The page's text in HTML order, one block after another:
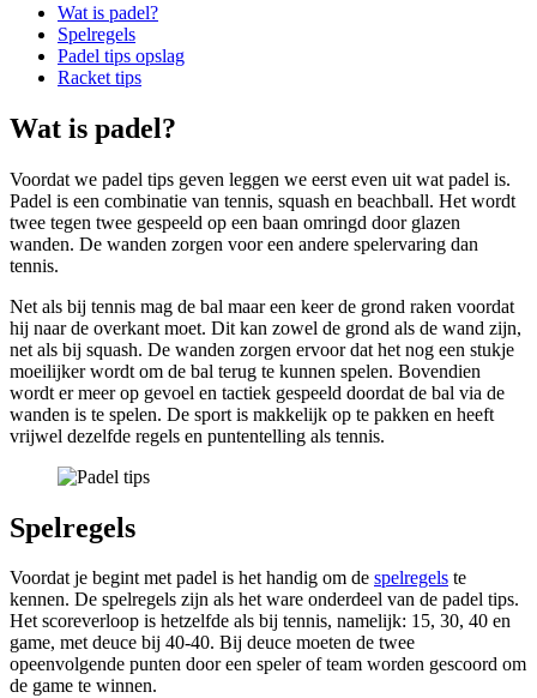
Wat is padel?
Spelregels
Padel tips opslag
Racket tips
Wat is padel?
Voordat we padel tips geven leggen we eerst even uit wat padel is.
Padel is een combinatie van tennis, squash en beachball. Het wordt
twee tegen twee gespeeld op een baan omringd door glazen
wanden. De wanden zorgen voor een andere spelervaring dan
tennis.
Net als bij tennis mag de bal maar een keer de grond raken voordat
hij naar de overkant moet. Dit kan zowel de grond als de wand zijn,
net als bij squash. De wanden zorgen ervoor dat het nog een stukje
moeilijker wordt om de bal terug te kunnen spelen. Bovendien
wordt er meer op gevoel en tactiek gespeeld doordat de bal via de
wanden is te spelen. De sport is makkelijk op te pakken en heeft
vrijwel dezelfde regels en puntentelling als tennis.
Spelregels
Voordat je begint met padel is het handig om de spelregels te
kennen. De spelregels zijn als het ware onderdeel van de padel tips.
Het scoreverloop is hetzelfde als bij tennis, namelijk: 15, 30, 40 en
game, met deuce bij 40-40. Bij deuce moeten de twee
opeenvolgende punten door een speler of team worden gescoord om
de game te winnen.